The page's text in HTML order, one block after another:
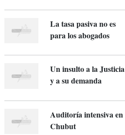
La tasa pasiva no es
para los abogados
Un insulto a la Justicia
y a su demanda
Auditoría intensiva en
Chubut